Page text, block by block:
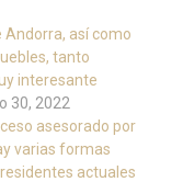
así como
tanto
interesante
30, 2022
asesorado por
varias formas
actuales